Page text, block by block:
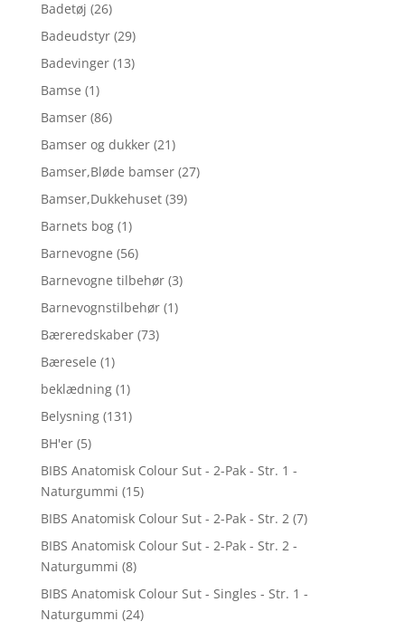
Badetøj (26)
Badeudstyr (29)
Badevinger (13)
Bamse (1)
Bamser (86)
Bamser og dukker (21)
Bamser,Bløde bamser (27)
Bamser,Dukkehuset (39)
Barnets bog (1)
Barnevogne (56)
Barnevogne tilbehør (3)
Barnevognstilbehør (1)
Bæreredskaber (73)
Bæresele (1)
beklædning (1)
Belysning (131)
BH'er (5)
BIBS Anatomisk Colour Sut - 2-Pak - Str. 1 -
Naturgummi (15)
BIBS Anatomisk Colour Sut - 2-Pak - Str. 2 (7)
BIBS Anatomisk Colour Sut - 2-Pak - Str. 2 -
Naturgummi (8)
BIBS Anatomisk Colour Sut - Singles - Str. 1 -
Naturgummi (24)